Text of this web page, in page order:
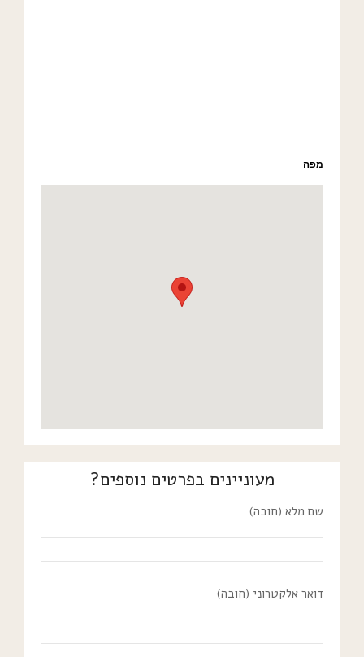
מפה
מעוניינים בפרטים נוספים?
שם מלא (חובה)
דואר אלקטרוני (חובה)